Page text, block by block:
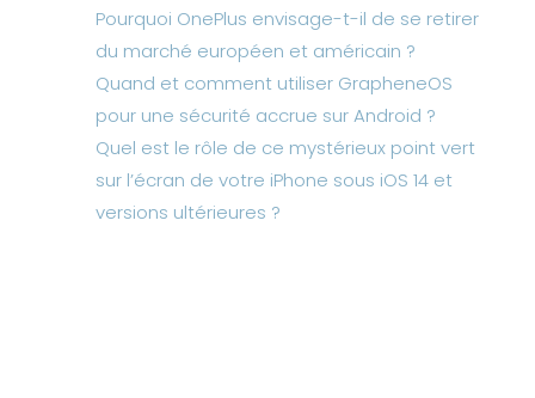
Pourquoi OnePlus envisage-t-il de se retirer
du marché européen et américain ?
Quand et comment utiliser GrapheneOS
pour une sécurité accrue sur Android ?
Quel est le rôle de ce mystérieux point vert
sur l’écran de votre iPhone sous iOS 14 et
versions ultérieures ?